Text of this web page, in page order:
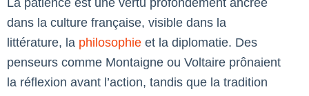
dans la culture française, visible dans la
littérature, la philosophie et la diplomatie. Des
penseurs comme Montaigne ou Voltaire prônaient
la réflexion avant l’action, tandis que la tradition